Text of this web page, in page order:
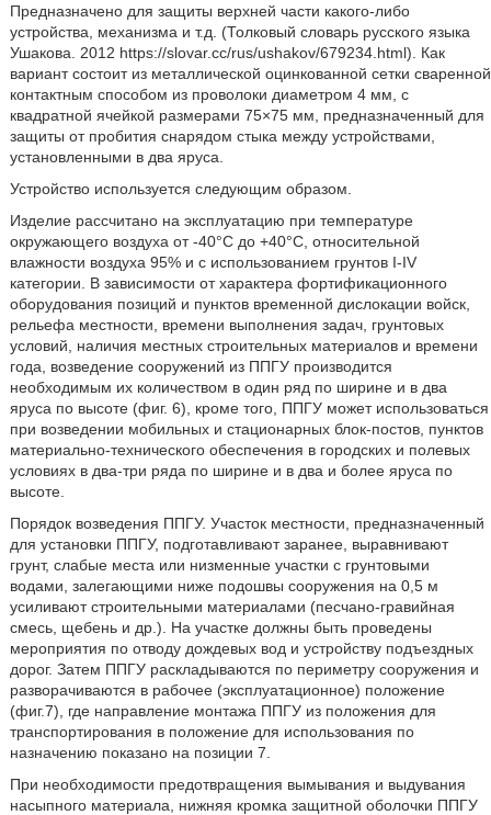
Предназначено для защиты верхней части какого-либо
устройства, механизма и т.д. (Толковый словарь русского языка
Ушакова. 2012 https://slovar.cc/rus/ushakov/679234.html). Как
вариант состоит из металлической оцинкованной сетки сваренной
контактным способом из проволоки диаметром 4 мм, с
квадратной ячейкой размерами 75×75 мм, предназначенный для
защиты от пробития снарядом стыка между устройствами,
установленными в два яруса.
Устройство используется следующим образом.
Изделие рассчитано на эксплуатацию при температуре
окружающего воздуха от -40°С до +40°С, относительной
влажности воздуха 95% и с использованием грунтов I-IV
категории. В зависимости от характера фортификационного
оборудования позиций и пунктов временной дислокации войск,
рельефа местности, времени выполнения задач, грунтовых
условий, наличия местных строительных материалов и времени
года, возведение сооружений из ППГУ производится
необходимым их количеством в один ряд по ширине и в два
яруса по высоте (фиг. 6), кроме того, ППГУ может использоваться
при возведении мобильных и стационарных блок-постов, пунктов
материально-технического обеспечения в городских и полевых
условиях в два-три ряда по ширине и в два и более яруса по
высоте.
Порядок возведения ППГУ. Участок местности, предназначенный
для установки ППГУ, подготавливают заранее, выравнивают
грунт, слабые места или низменные участки с грунтовыми
водами, залегающими ниже подошвы сооружения на 0,5 м
усиливают строительными материалами (песчано-гравийная
смесь, щебень и др.). На участке должны быть проведены
мероприятия по отводу дождевых вод и устройству подъездных
дорог. Затем ППГУ раскладываются по периметру сооружения и
разворачиваются в рабочее (эксплуатационное) положение
(фиг.7), где направление монтажа ППГУ из положения для
транспортирования в положение для использования по
назначению показано на позиции 7.
При необходимости предотвращения вымывания и выдувания
насыпного материала, нижняя кромка защитной оболочки ППГУ